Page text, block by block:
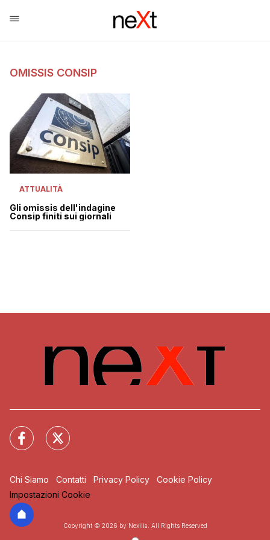
OMISSIS CONSIP
ATTUALITÀ
Gli omissis dell'indagine
Consip finiti sui giornali
Chi Siamo Contatti Privacy Policy
Cookie Policy
Impostazioni Cookie
Copyright © 2026 by Nexilia. All Rights Reserved